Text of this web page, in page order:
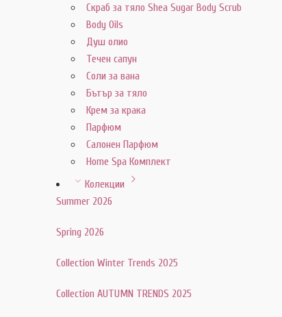
Скраб за тяло Shea Sugar Body Scrub
Body Oils
Душ олио
Течен сапун
Соли за вана
Бътър за тяло
Крем за крака
Парфюм
Салонен Парфюм
Home Spa Комплект
Колекции
Summer 2026
Spring 2026
Collection Winter Trends 2025
Collection AUTUMN TRENDS 2025